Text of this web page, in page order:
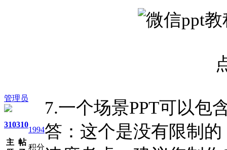
管理员
310
主
310
帖
1994
积分
7.一个场景PPT可以包
答：这个是没有限制